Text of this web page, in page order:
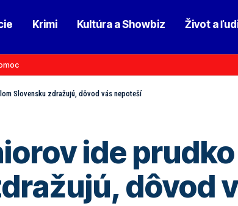
Krimi Kultúra a Showbiz Život a
Slovensku zdražujú, dôvod vás nepoteší
ide
dôvod